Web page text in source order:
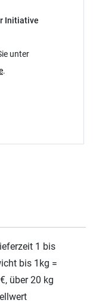
Initiative
unter
.
1 bis
bis 1kg =
über 20 kg